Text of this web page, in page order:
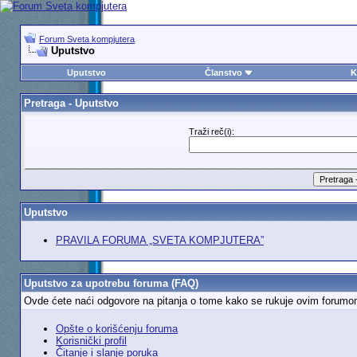
Forum Sveta kompjutera
Uputstvo
Uputstvo Članstvo
Pretraga - Uputstvo
Traži reč(i):
Uputstvo
PRAVILA FORUMA „SVETA KOMPJUTERA”
Uputstvo za upotrebu foruma (FAQ)
Ovde ćete naći odgovore na pitanja o tome kako se rukuje ovim
Opšte o korišćenju foruma
Korisnički profil
Čitanje i slanje poruka